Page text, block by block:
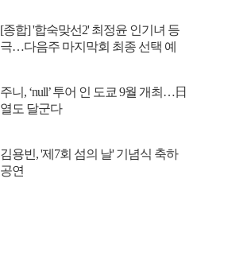
[종합] '합숙맞선2' 최정윤 인기녀 등
극…다음주 마지막회 최종 선택 예
주니, ‘null’ 투어 인 도쿄 9월 개최…日
열도 달군다
김용빈, '제7회 섬의 날' 기념식 축하
공연